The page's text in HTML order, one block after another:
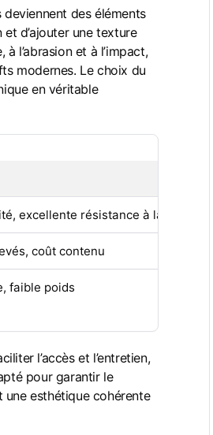
des éléments
d’ajouter une texture
l’abrasion et à l’impact,
modernes. Le choix du
en véritable
excellente résistance à la corrosion
coût contenu
faible poids
l’accès et l’entretien,
pour garantir le
une esthétique cohérente